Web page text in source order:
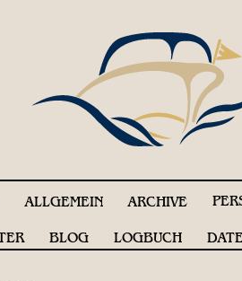
ALLGEMEIN ARCHIVE
BLOG LOGBUCH